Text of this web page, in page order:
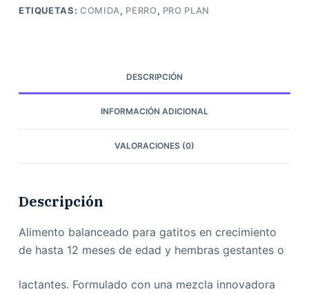
ETIQUETAS:COMIDA, PERRO, PRO PLAN
DESCRIPCIÓN
INFORMACIÓN ADICIONAL
VALORACIONES (0)
Descripción
Alimento balanceado para gatitos en crecimiento
de hasta 12 meses de edad y hembras gestantes o
lactantes. Formulado con una mezcla innovadora